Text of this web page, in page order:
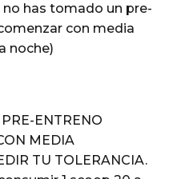
has tomado un pre-
con media
noche)
ENTRENO
MEDIA
TU TOLERANCIA.